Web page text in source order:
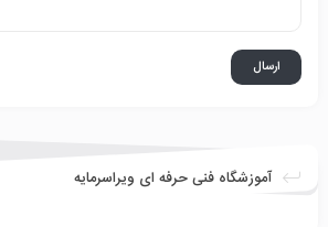
آموزشگاه فنی حرفه ای ویراسرمایه